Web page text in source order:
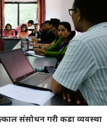
संसोधन गरी कडा व्यवस्था